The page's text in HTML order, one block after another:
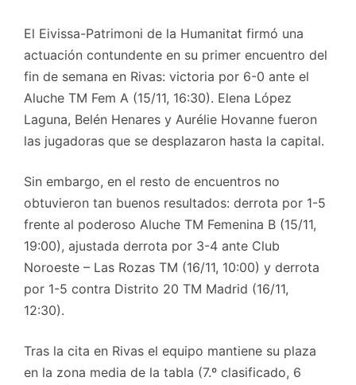
El Eivissa-Patrimoni de la Humanitat firmó una
actuación contundente en su primer encuentro del
fin de semana en Rivas: victoria por 6-0 ante el
Aluche TM Fem A (15/11, 16:30). Elena López
Laguna, Belén Henares y Aurélie Hovanne fueron
las jugadoras que se desplazaron hasta la capital.
Sin embargo, en el resto de encuentros no
obtuvieron tan buenos resultados: derrota por 1-5
frente al poderoso Aluche TM Femenina B (15/11,
19:00), ajustada derrota por 3-4 ante Club
Noroeste – Las Rozas TM (16/11, 10:00) y derrota
por 1-5 contra Distrito 20 TM Madrid (16/11,
12:30).
Tras la cita en Rivas el equipo mantiene su plaza
en la zona media de la tabla (7.º clasificado, 6